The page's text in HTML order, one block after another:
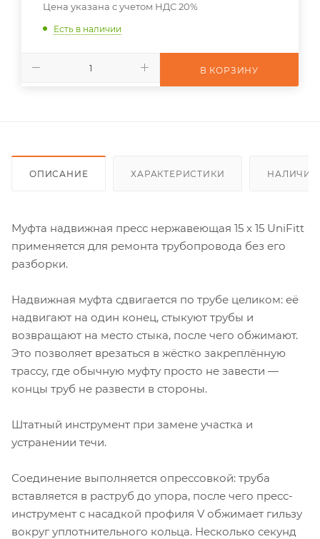
Цена указана с учетом НДС 20%
Есть в наличии
В КОРЗИНУ
ОПИСАНИЕ ХАРАКТЕРИСТИКИ НАЛИЧИЕ
Муфта надвижная пресс нержавеющая 15 х 15 UniFitt
применяется для ремонта трубопровода без его
разборки.
Надвижная муфта сдвигается по трубе целиком: её
надвигают на один конец, стыкуют трубы и
возвращают на место стыка, после чего обжимают.
Это позволяет врезаться в жёстко закреплённую
трассу, где обычную муфту просто не завести —
концы труб не развести в стороны.
Штатный инструмент при замене участка и
устранении течи.
Соединение выполняется опрессовкой: труба
вставляется в раструб до упора, после чего пресс-
инструмент с насадкой профиля V обжимает гильзу
вокруг уплотнительного кольца. Несколько секунд